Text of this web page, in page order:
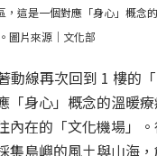
，這是一個對應「身心」概念
圖片來源｜文化部
動線再次回到 1 樓的
「身心」概念的溫暖
內在的「文化機場」
集島嶼的風土與山海